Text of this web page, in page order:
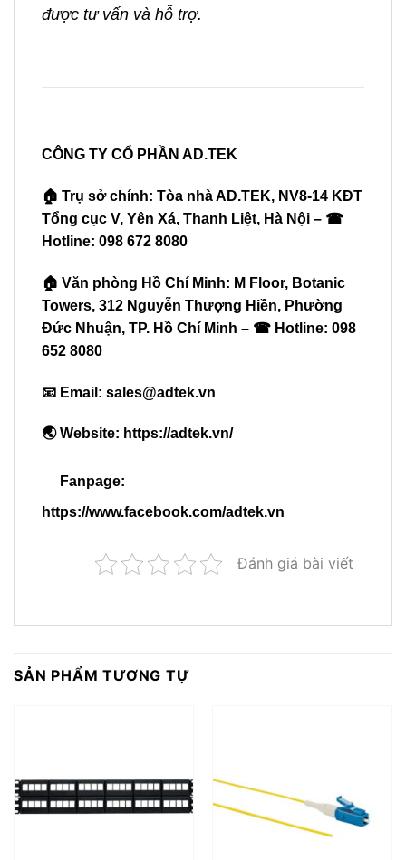
được tư vấn và hỗ trợ.
CÔNG TY CỔ PHẦN AD.TEK
🏠 Trụ sở chính: Tòa nhà AD.TEK, NV8-14 KĐT
Tổng cục V, Yên Xá, Thanh Liệt, Hà Nội – ☎
Hotline: 098 672 8080
🏠 Văn phòng Hồ Chí Minh: M Floor, Botanic
Towers, 312 Nguyễn Thượng Hiền, Phường
Đức Nhuận, TP. Hồ Chí Minh – ☎ Hotline: 098
652 8080
📧 Email: sales@adtek.vn
🌏 Website: https://adtek.vn/
Fanpage:
https://www.facebook.com/adtek.vn
Đánh giá bài viết
SẢN PHẨM TƯƠNG TỰ